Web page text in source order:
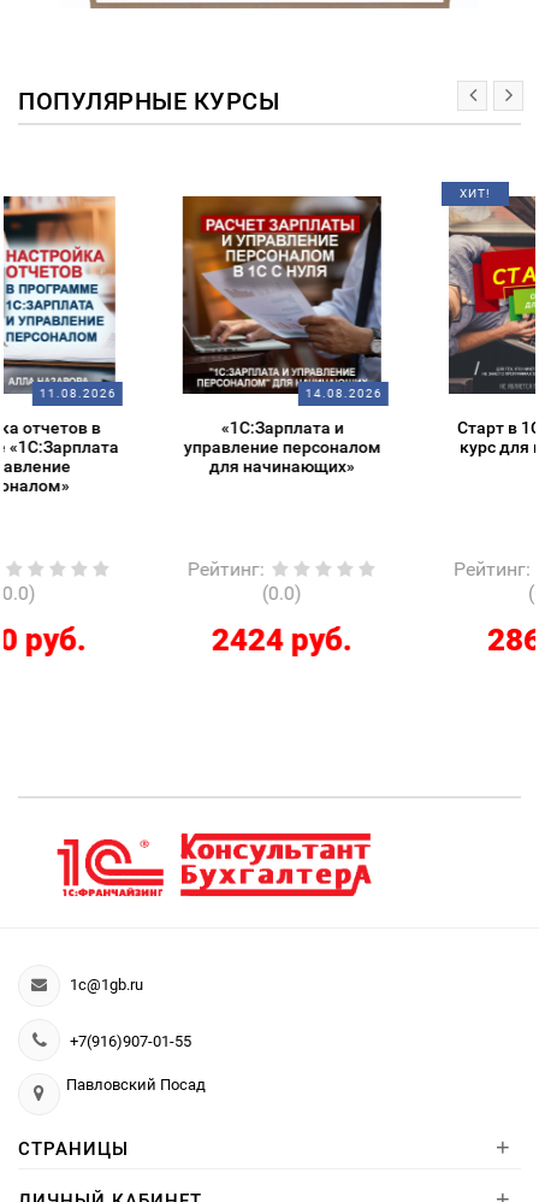
ПОПУЛЯРНЫЕ КУРСЫ
14.08.2026
«1С:Зарплата и
управление персоналом
для начинающих»
Рейтинг
2424 руб.
ХИТ!
14.08.2026
Старт в 1С – обзорный
курс для начинающих
Рейтинг
1c@1gb.ru
+7(916)907-01-55
Павловский Посад
СТРАНИЦЫ +